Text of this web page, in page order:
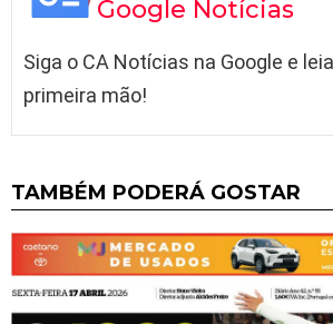
Google Notícias
Siga o CA Notícias na Google e
primeira mão!
TAMBÉM PODERÁ GOSTAR